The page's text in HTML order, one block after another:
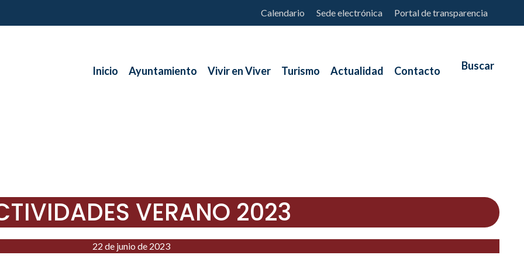
Calendario Sede electrónica Portal de transparencia
Inicio Ayuntamiento Vivir en Viver Turismo Actualidad Contacto
VERANO 2023
22 de junio de 2023